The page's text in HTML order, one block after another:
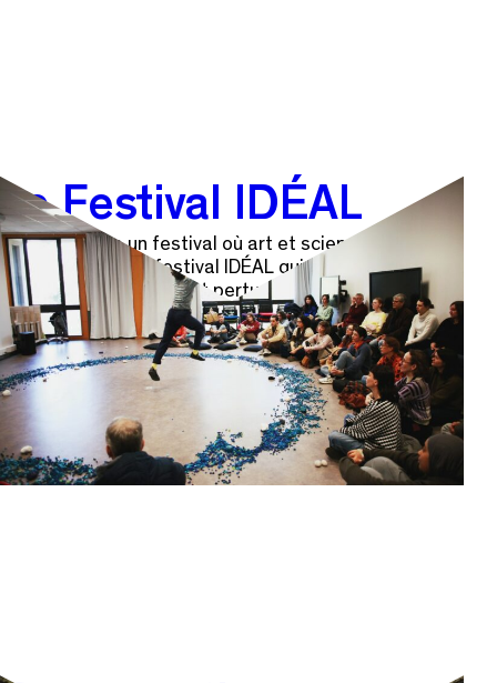
Le Festival IDÉAL
Le TU imagine un festival où art et sciences
s’entremêlent : le festival IDÉAL qui se joue de la
confusion des genres et perturbe joyeusement les
codes, pour explorer ce que arts vivants et sciences
peuvent bien fabriquer ensemble.
Découvrir le festival